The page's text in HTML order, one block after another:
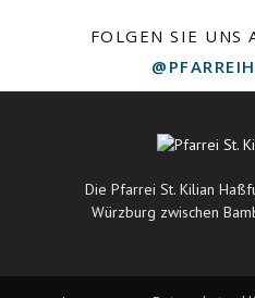
FOLGEN SIE UNS
Die Pfarrei St. Kilian
Würzburg zwischen